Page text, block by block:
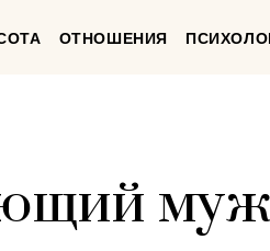
ОТНОШЕНИЯ